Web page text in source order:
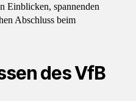
Arena
Einblicken, spannenden
Abschluss beim
des VfB